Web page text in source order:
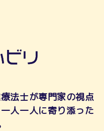
法士が専門家の視点
人一人に寄り添った